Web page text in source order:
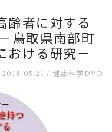
齢者に対する
鳥取県南部町
おける研究－
2018.05.21 /健康科学DVD